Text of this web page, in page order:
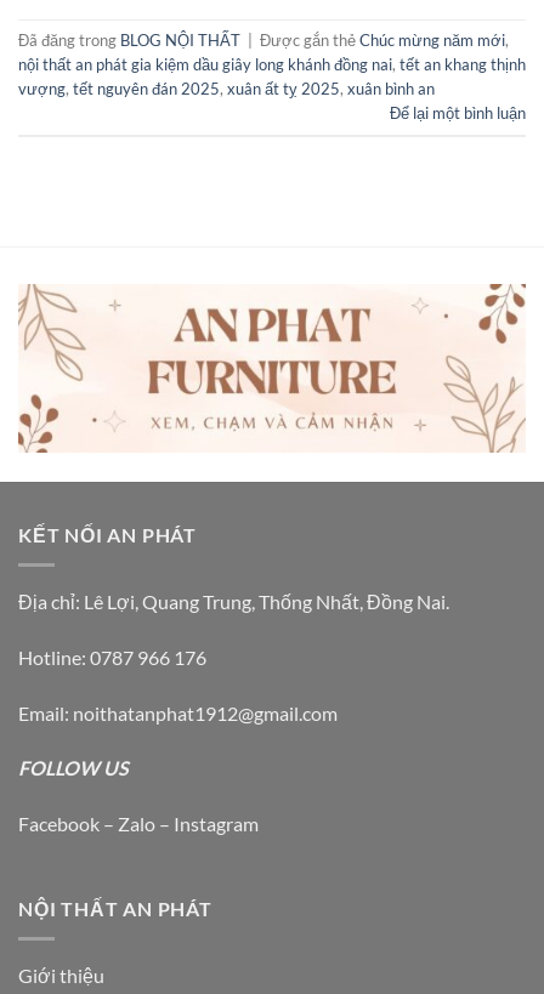
Đã đăng trong BLOG NỘI THẤT Được gắn thẻChúc mừng năm mới,
nội thất an phát gia kiệm dầu giây long khánh đồng nai, tết an khang thịnh
vượng, tết nguyên đán 2025, xuân ất tỵ 2025, xuân bình an
Để lại một bình luận
KẾT NỐI AN PHÁT
Địa chỉ: Lê Lợi, Quang Trung, Thống Nhất, Đồng Nai.
Hotline: 0787 966 176
Email: noithatanphat1912@gmail.com
FOLLOW US
Facebook – Zalo – Instagram
NỘI THẤT AN PHÁT
Giới thiệu